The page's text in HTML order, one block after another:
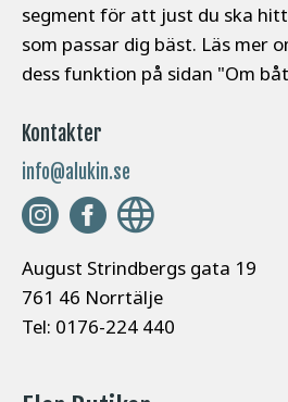
segment för att just du ska
som passar dig bäst. Läs mer
dess funktion på sidan "Om
Kontakter
info@alukin.se
August Strindbergs gata 19
761 46 Norrtälje
Tel: 0176-224 440